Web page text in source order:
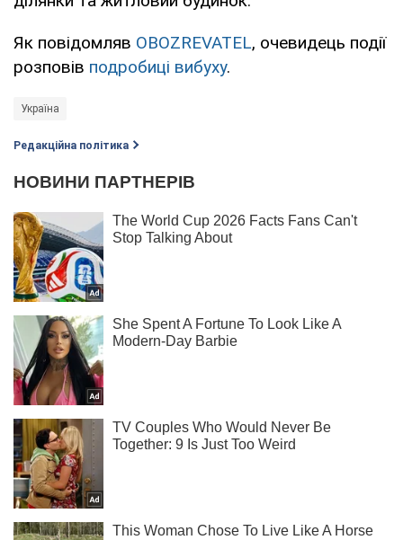
Як повідомляв OBOZREVATEL, очевидець події
розповів подробиці вибуху.
Україна
Редакційна політика